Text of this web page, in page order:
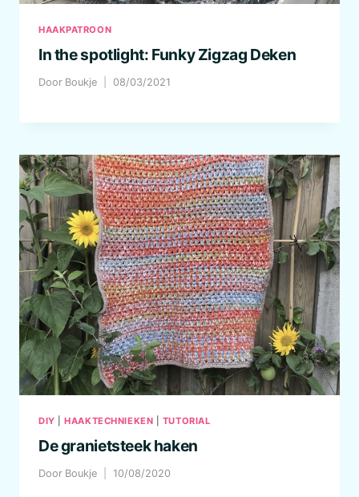
HAAKPATROON
In the spotlight: Funky Zigzag Deken
Door Boukje 08/03/2021
DIY |HAAKTECHNIEKEN TUTORIAL
De granietsteek haken
Door Boukje 10/08/2020